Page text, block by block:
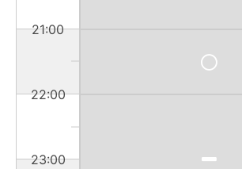
21:00
22:00
23:00